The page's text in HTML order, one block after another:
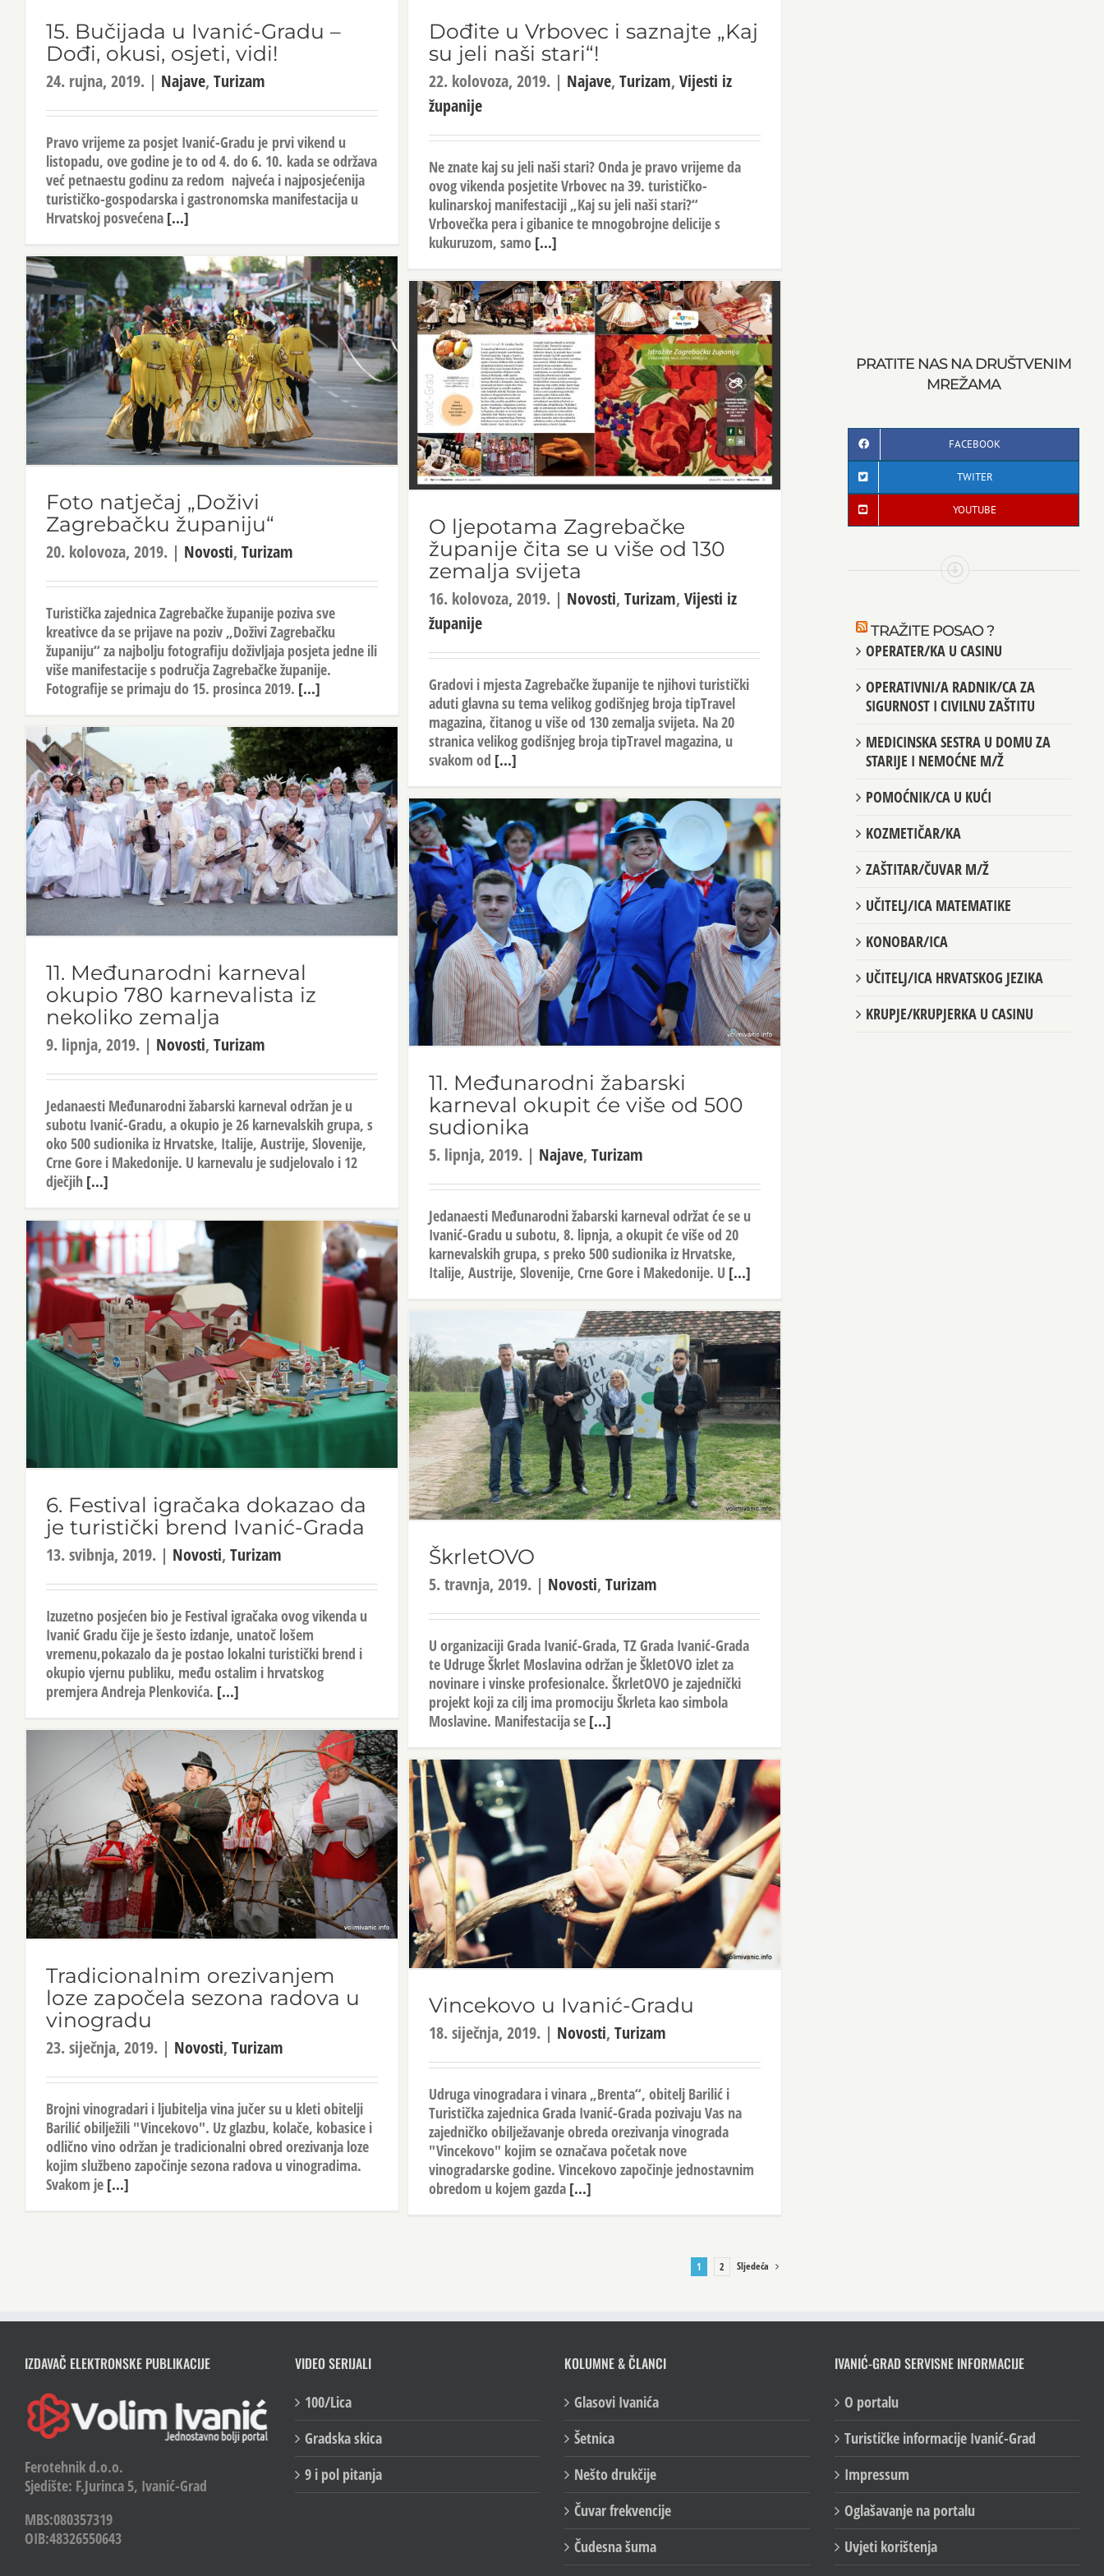
15. Bučijada u Ivanić-Gradu –
Dođi, okusi, osjeti, vidi!
24. rujna, 2019. | Najave, Turizam
Pravo vrijeme za posjet Ivanić-Gradu je prvi vikend u
listopadu, ove godine je to od 4. do 6. 10. kada se održava
već petnaestu godinu za redom najveća i najposjećenija
turističko-gospodarska i gastronomska manifestacija u
Hrvatskoj posvećena [...]
Dođite u Vrbovec i saznajte „Kaj
su jeli naši stari“!
22. kolovoza, 2019. | Najave, Turizam, Vijesti iz
županije
Ne znate kaj su jeli naši stari? Onda je pravo vrijeme da
ovog vikenda posjetite Vrbovec na 39. turističko-
kulinarskoj manifestaciji „Kaj su jeli naši stari?“
Vrbovečka pera i gibanice te mnogobrojne delicije s
kukuruzom, samo [...]
Foto natječaj „Doživi
Zagrebačku županiju“
20. kolovoza, 2019. | Novosti, Turizam
Turistička zajednica Zagrebačke županije poziva sve
kreativce da se prijave na poziv „Doživi Zagrebačku
županiju“ za najbolju fotografiju doživljaja posjeta jedne ili
više manifestacije s područja Zagrebačke županije.
Fotografije se primaju do 15. prosinca 2019. [...]
O ljepotama Zagrebačke
županije čita se u više od 130
zemalja svijeta
16. kolovoza, 2019. | Novosti, Turizam, Vijesti iz
županije
Gradovi i mjesta Zagrebačke županije te njihovi turistički
aduti glavna su tema velikog godišnjeg broja tipTravel
magazina, čitanog u više od 130 zemalja svijeta. Na 20
stranica velikog godišnjeg broja tipTravel magazina, u
svakom od [...]
11. Međunarodni karneval
okupio 780 karnevalista iz
nekoliko zemalja
9. lipnja, 2019. | Novosti, Turizam
Jedanaesti Međunarodni žabarski karneval održan je u
subotu Ivanić-Gradu, a okupio je 26 karnevalskih grupa, s
oko 500 sudionika iz Hrvatske, Italije, Austrije, Slovenije,
Crne Gore i Makedonije. U karnevalu je sudjelovalo i 12
dječjih [...]
11. Međunarodni žabarski
karneval okupit će više od 500
sudionika
5. lipnja, 2019. | Najave, Turizam
Jedanaesti Međunarodni žabarski karneval održat će se u
Ivanić-Gradu u subotu, 8. lipnja, a okupit će više od 20
karnevalskih grupa, s preko 500 sudionika iz Hrvatske,
Italije, Austrije, Slovenije, Crne Gore i Makedonije. U [...]
6. Festival igračaka dokazao da
je turistički brend Ivanić-Grada
13. svibnja, 2019. | Novosti, Turizam
Izuzetno posjećen bio je Festival igračaka ovog vikenda u
Ivanić Gradu čije je šesto izdanje, unatoč lošem
vremenu,pokazalo da je postao lokalni turistički brend i
okupio vjernu publiku, među ostalim i hrvatskog
premjera Andreja Plenkovića. [...]
ŠkrletOVO
5. travnja, 2019. | Novosti, Turizam
U organizaciji Grada Ivanić-Grada, TZ Grada Ivanić-Grada
te Udruge Škrlet Moslavina održan je ŠkletOVO izlet za
novinare i vinske profesionalce. ŠkrletOVO je zajednički
projekt koji za cilj ima promociju Škrleta kao simbola
Moslavine. Manifestacija se [...]
Tradicionalnim orezivanjem
loze započela sezona radova u
vinogradu
23. siječnja, 2019. | Novosti, Turizam
Brojni vinogradari i ljubitelja vina jučer su u kleti obitelji
Barilić obilježili "Vincekovo". Uz glazbu, kolače, kobasice i
odlično vino održan je tradicionalni obred orezivanja loze
kojim službeno započinje sezona radova u vinogradima.
Svakom je [...]
Vincekovo u Ivanić-Gradu
18. siječnja, 2019. | Novosti, Turizam
Udruga vinogradara i vinara „Brenta“, obitelj Barilić i
Turistička zajednica Grada Ivanić-Grada pozivaju Vas na
zajedničko obilježavanje obreda orezivanja vinograda
"Vincekovo" kojim se označava početak nove
vinogradarske godine. Vincekovo započinje jednostavnim
obredom u kojem gazda [...]
1 2 Sljedeća
PRATITE NAS NA DRUŠTVENIM
MREŽAMA
FACEBOOK
TWITER
YOUTUBE
TRAŽITE POSAO ?
OPERATER/KA U CASINU
OPERATIVNI/A RADNIK/CA ZA
SIGURNOST I CIVILNU ZAŠTITU
MEDICINSKA SESTRA U DOMU ZA
STARIJE I NEMOĆNE M/Ž
POMOĆNIK/CA U KUĆI
KOZMETIČAR/KA
ZAŠTITAR/ČUVAR M/Ž
UČITELJ/ICA MATEMATIKE
KONOBAR/ICA
UČITELJ/ICA HRVATSKOG JEZIKA
KRUPJE/KRUPJERKA U CASINU
IZDAVAČ ELEKTRONSKE PUBLIKACIJE
Ferotehnik d.o.o.
Sjedište: F.Jurinca 5, Ivanić-Grad
MBS:080357319
OIB:48326550643
VIDEO SERIJALI
100/Lica
Gradska skica
9 i pol pitanja
KOLUMNE & ČLANCI
Glasovi Ivanića
Šetnica
Nešto drukčije
Čuvar frekvencije
Čudesna šuma
IVANIĆ-GRAD SERVISNE INFORMACIJE
O portalu
Turističke informacije Ivanić-Grad
Impressum
Oglašavanje na portalu
Uvjeti korištenja